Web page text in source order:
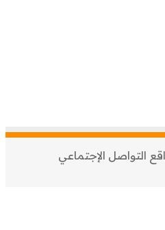
التواصل الإجتماعي